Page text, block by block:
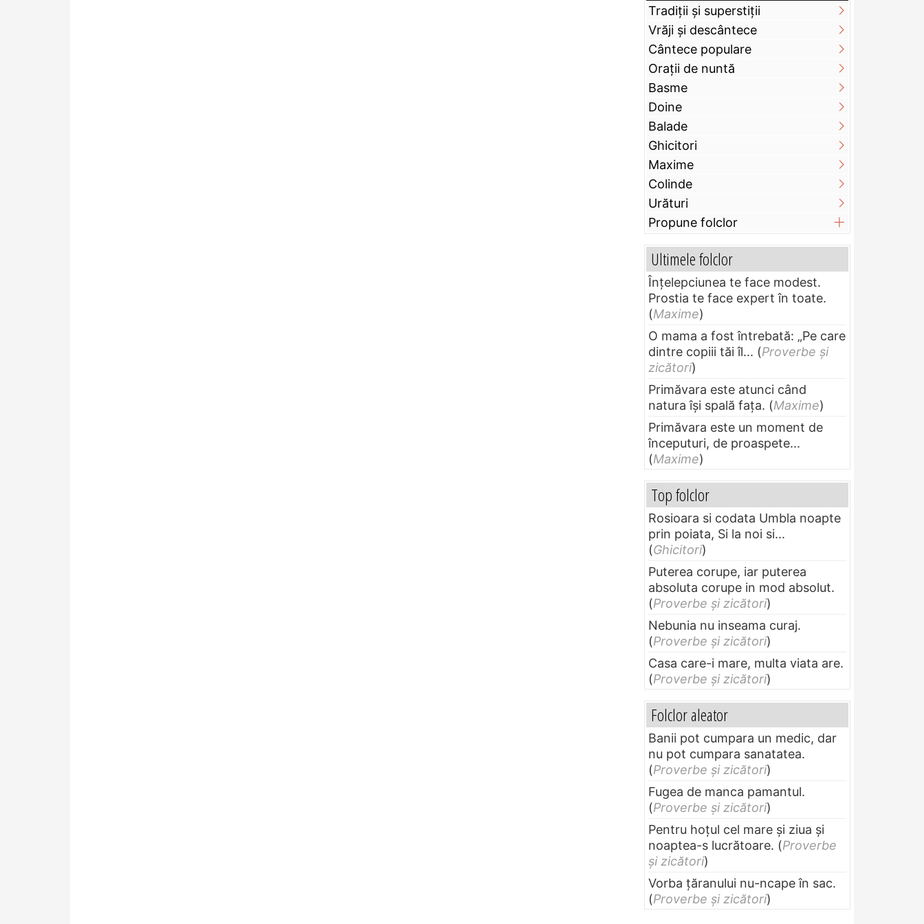
Tradiții și superstiții
Vrăji și descântece
Cântece populare
Orații de nuntă
Basme
Doine
Balade
Ghicitori
Maxime
Colinde
Urături
Propune folclor
Ultimele folclor
Înțelepciunea te face modest.
Prostia te face expert în toate.
(Maxime)
O mama a fost întrebată: „Pe care
dintre copiii tăi îl... (Proverbe și
zicători)
Primăvara este atunci când
natura își spală fața. (Maxime)
Primăvara este un moment de
începuturi, de proaspete...
(Maxime)
Top folclor
Rosioara si codata Umbla noapte
prin poiata, Si la noi si...
(Ghicitori)
Puterea corupe, iar puterea
absoluta corupe in mod absolut.
(Proverbe și zicători)
Nebunia nu inseama curaj.
(Proverbe și zicători)
Casa care-i mare, multa viata are.
(Proverbe și zicători)
Folclor aleator
Banii pot cumpara un medic, dar
nu pot cumpara sanatatea.
(Proverbe și zicători)
Fugea de manca pamantul.
(Proverbe și zicători)
Pentru hoţul cel mare şi ziua şi
noaptea-s lucrătoare. (Proverbe
și zicători)
Vorba ţăranului nu-ncape în sac.
(Proverbe și zicători)